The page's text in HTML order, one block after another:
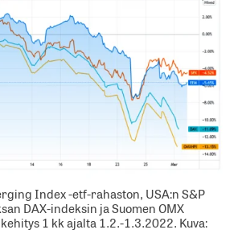
Index -etf-rahaston, USA:n S&P
DAX-indeksin ja Suomen OMX
1 kk ajalta 1.2.-1.3.2022. Kuva: